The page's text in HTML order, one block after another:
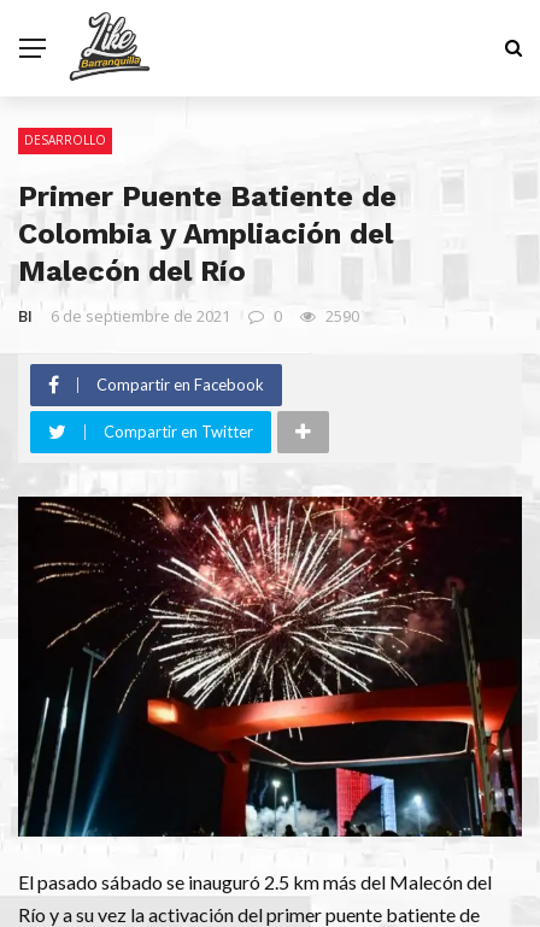
DESARROLLO
Primer Puente Batiente de
Colombia y Ampliación del
Malecón del Río
BI 6 de septiembre de 2021 0 2590
Compartir en Facebook
Compartir en Twitter
El pasado sábado se inauguró 2.5 km más del Malecón del
Río y a su vez la activación del primer puente batiente de